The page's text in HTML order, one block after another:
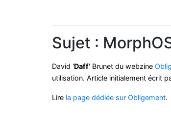
Sujet :
David 'Daff' Brunet du webzine
utilisation. Article initialement écrit
Lire la page dédiée sur Obligement.